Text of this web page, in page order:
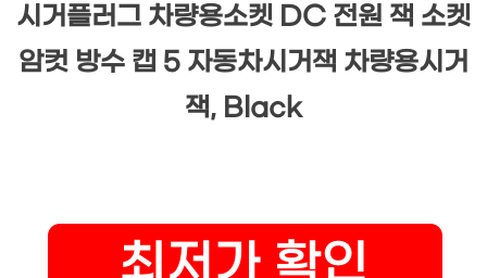
시거플러그 차량용소켓 DC 전원 잭 소켓
암컷 방수 캡 5 자동차시거잭 차량용시거
잭, Black